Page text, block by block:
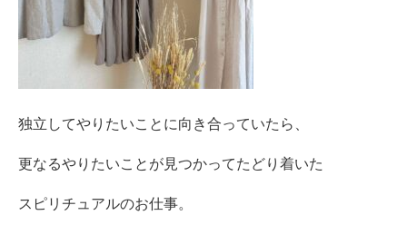
独立してやりたいことに向き合っていたら、
更なるやりたいことが見つかってたどり着いた
スピリチュアルのお仕事。